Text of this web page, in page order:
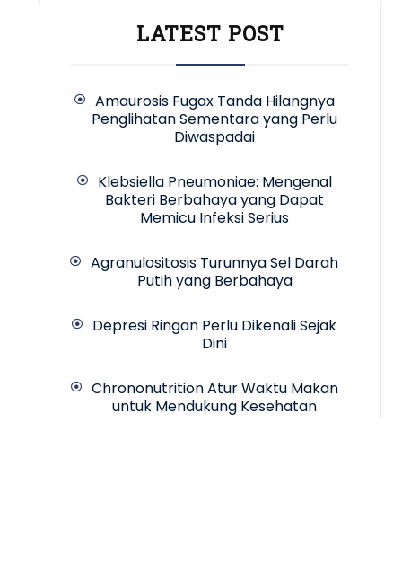
LATEST POST
Amaurosis Fugax Tanda Hilangnya
Penglihatan Sementara yang Perlu
Diwaspadai
Klebsiella Pneumoniae: Mengenal
Bakteri Berbahaya yang Dapat
Memicu Infeksi Serius
Agranulositosis Turunnya Sel Darah
Putih yang Berbahaya
Depresi Ringan Perlu Dikenali Sejak
Dini
Chrononutrition Atur Waktu Makan
untuk Mendukung Kesehatan